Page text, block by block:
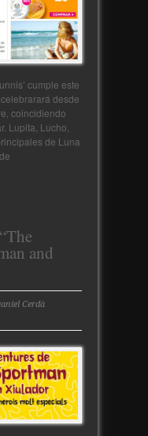
cumple este
desde
coincidiendo
Lupita, Lucho,
de Luna
and
Cerdà